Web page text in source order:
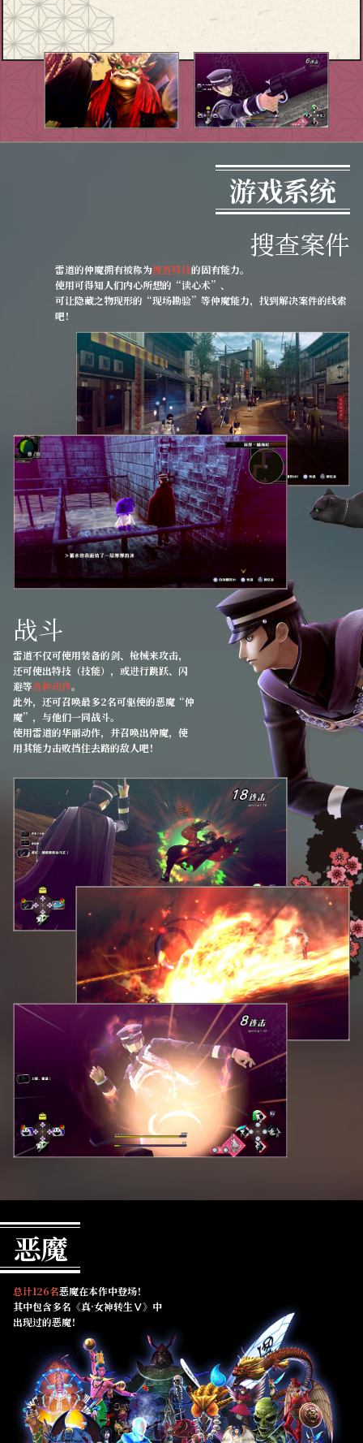
游戏系统
搜查案件
雷道的仲魔拥有被称为搜查特技的固有能力。
使用可得知人们内心所想的“读心术”、
可让隐藏之物现形的“现场勘验”等仲魔能力，找到解决案件的线索
吧！
战斗
雷道不仅可使用装备的剑、枪械来攻击，
还可使出特技（技能），或进行跳跃、闪
避等各种动作。
此外，还可召唤最多2名可驱使的恶魔“仲
魔”，与他们一同战斗。
使用雷道的华丽动作，并召唤出仲魔，使
用其能力击败挡住去路的敌人吧！
恶魔
总计126名恶魔在本作中登场！
其中包含多名《真·女神转生Ⅴ》中
出现过的恶魔！